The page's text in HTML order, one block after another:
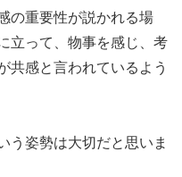
の重要性が説かれる場
立って、物事を感じ、考
共感と言われているよう
う姿勢は大切だと思いま